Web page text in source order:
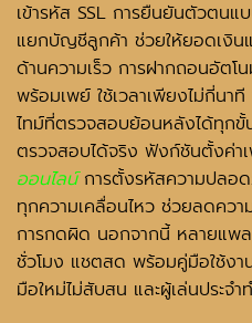
เข้ารหัส SSL การยืนยันตัวตนแ
แยกบัญชีลูกค้า ช่วยให้ยอดเงิ
ด้านความเร็ว การฝากถอนอัตโ
พร้อมเพย์ ใช้เวลาเพียงไม่กี่นา
ไทม์ที่ตรวจสอบย้อนหลังได้ทุกขั้
ตรวจสอบได้จริง ฟังก์ชันตั้งค่าเ
ออนไลน์ การตั้งรหัสความปลอ
ทุกความเคลื่อนไหว ช่วยลดคว
การกดผิด นอกจากนี้ หลายแพ
ชั่วโมง แชตสด พร้อมคู่มือใช้งา
มือใหม่ไม่สับสน และผู้เล่นประจำ